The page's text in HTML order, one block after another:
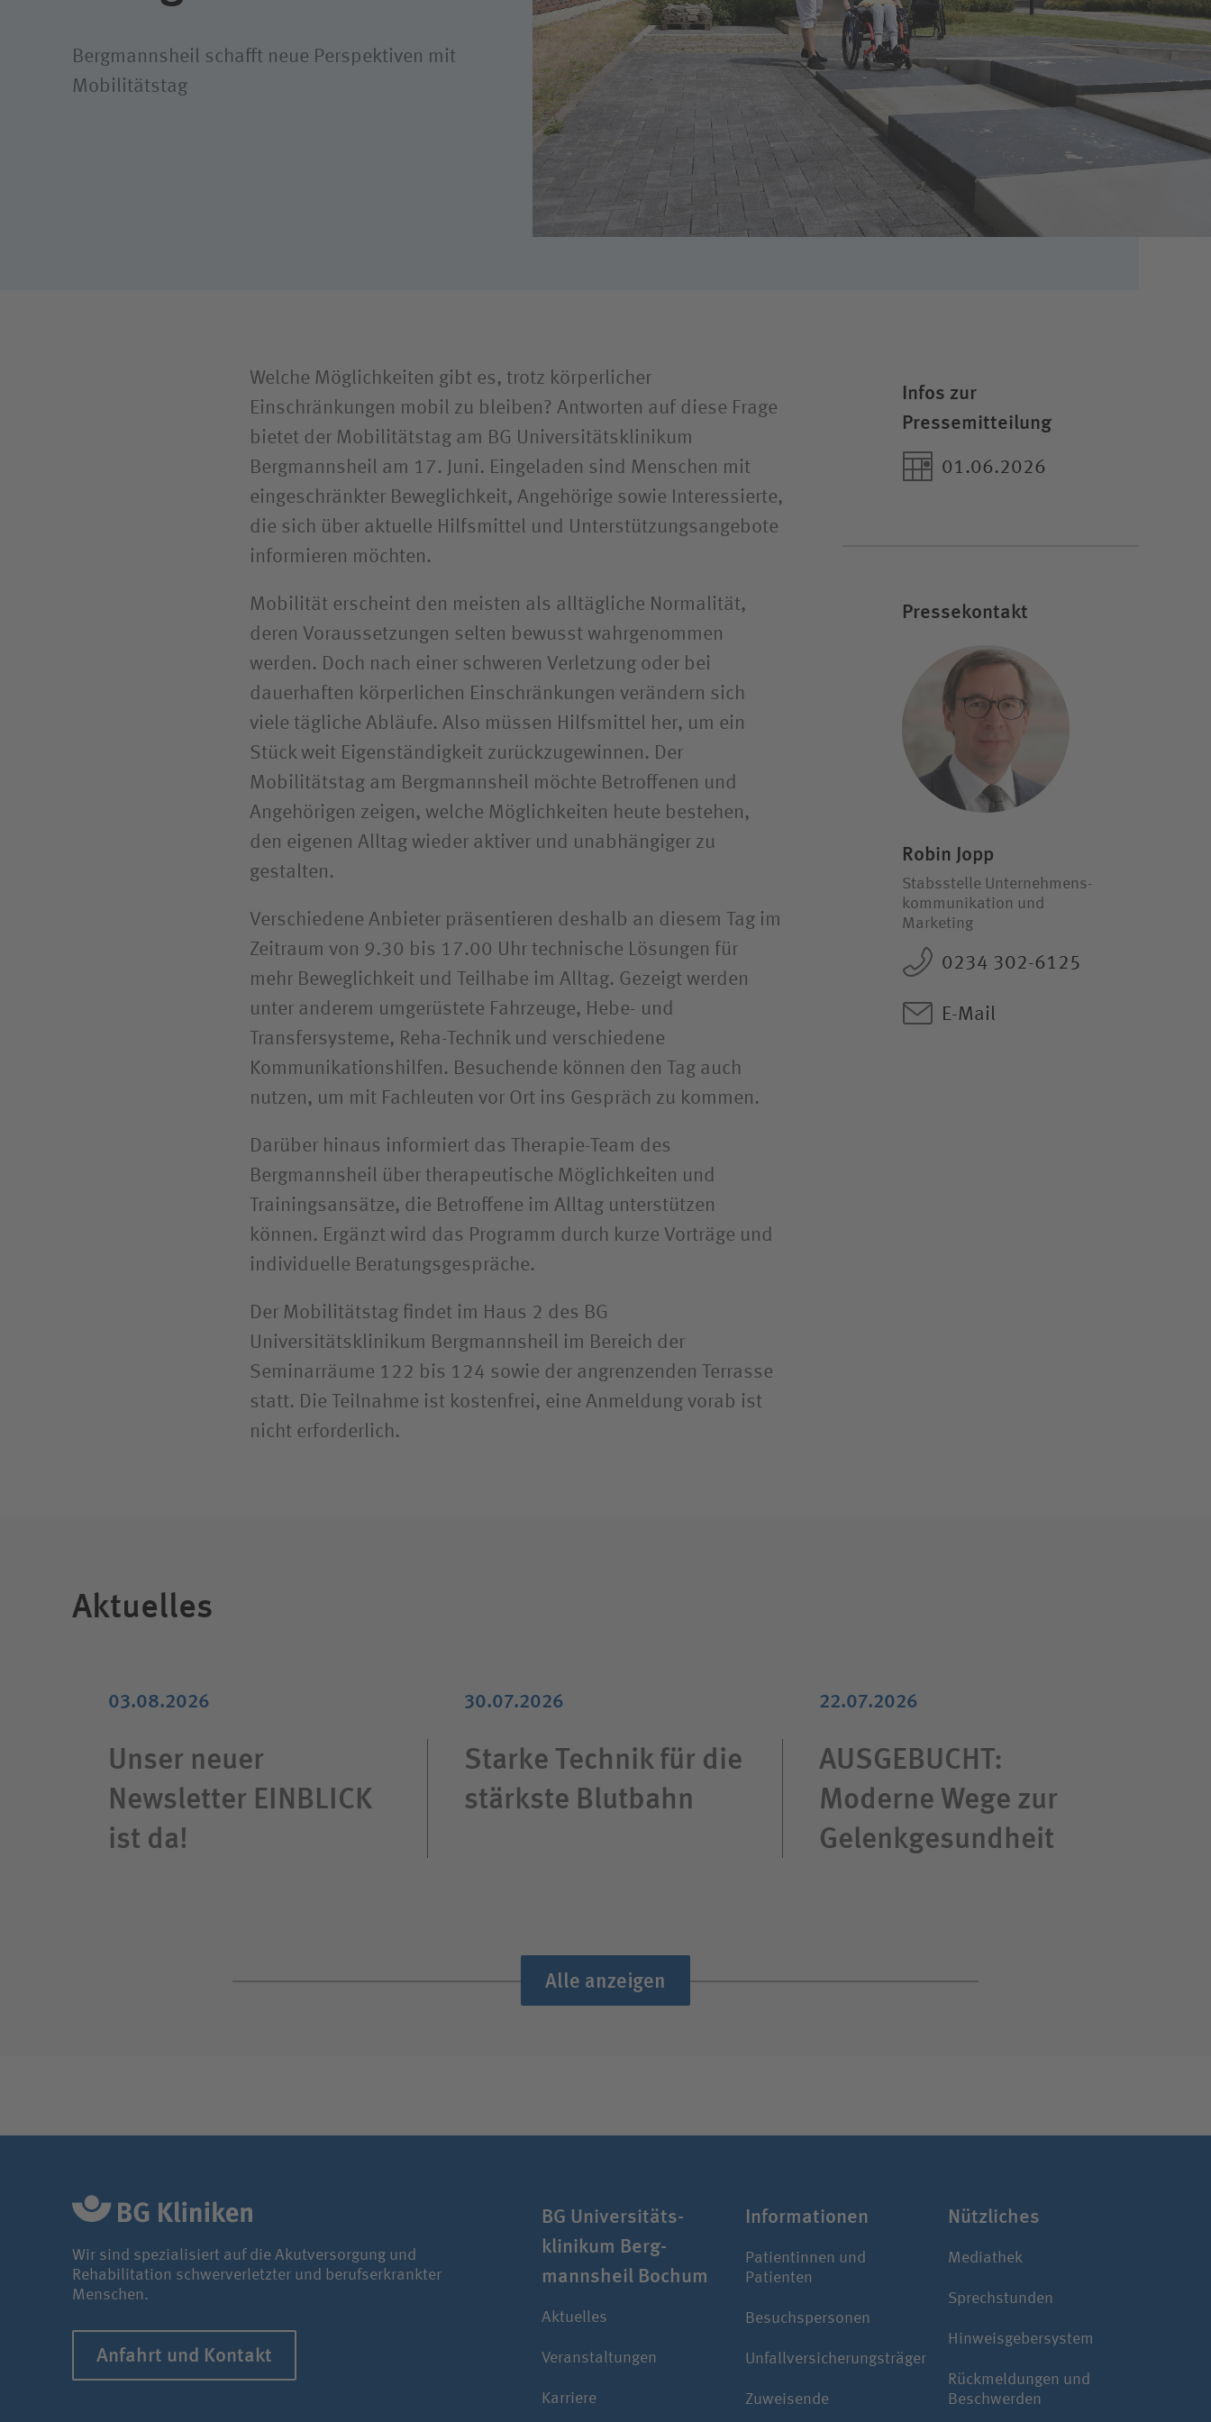
Bergmannsheil schafft neue Perspektiven mit
Mobilitätstag
Infos zur
Pressemitteilung
01.06.2026
Pressekontakt
Robin Jopp
Stabsstelle Unternehmens­
kommunikation und
Marketing
0234 302-6125
E-Mail
Welche Möglichkeiten gibt es, trotz körperlicher
Einschränkungen mobil zu bleiben? Antworten auf diese Frage
bietet der Mobilitätstag am BG Universitätsklinikum
Bergmannsheil am 17. Juni. Eingeladen sind Menschen mit
eingeschränkter Beweglichkeit, Angehörige sowie Interessierte,
die sich über aktuelle Hilfsmittel und Unterstützungsangebote
informieren möchten.
Mobilität erscheint den meisten als alltägliche Normalität,
deren Voraussetzungen selten bewusst wahrgenommen
werden. Doch nach einer schweren Verletzung oder bei
dauerhaften körperlichen Einschränkungen verändern sich
viele tägliche Abläufe. Also müssen Hilfsmittel her, um ein
Stück weit Eigenständigkeit zurückzugewinnen. Der
Mobilitätstag am Bergmannsheil möchte Betroffenen und
Angehörigen zeigen, welche Möglichkeiten heute bestehen,
den eigenen Alltag wieder aktiver und unabhängiger zu
gestalten.
Verschiedene Anbieter präsentieren deshalb an diesem Tag im
Zeitraum von 9.30 bis 17.00 Uhr technische Lösungen für
mehr Beweglichkeit und Teilhabe im Alltag. Gezeigt werden
unter anderem umgerüstete Fahrzeuge, Hebe- und
Transfersysteme, Reha-Technik und verschiedene
Kommunikationshilfen. Besuchende können den Tag auch
nutzen, um mit Fachleuten vor Ort ins Gespräch zu kommen.
Darüber hinaus informiert das Therapie-Team des
Bergmannsheil über therapeutische Möglichkeiten und
Trainingsansätze, die Betroffene im Alltag unterstützen
können. Ergänzt wird das Programm durch kurze Vorträge und
individuelle Beratungsgespräche.
Der Mobilitätstag findet im Haus 2 des BG
Universitätsklinikum Bergmannsheil im Bereich der
Seminarräume 122 bis 124 sowie der angrenzenden Terrasse
statt. Die Teilnahme ist kostenfrei, eine Anmeldung vorab ist
nicht erforderlich.
Aktuelles
03.08.2026
Unser neuer
Newsletter EINBLICK
ist da!
30.07.2026
Starke Technik für die
stärkste Blutbahn
22.07.2026
AUSGEBUCHT:
Moderne Wege zur
Gelenkgesundheit
Alle anzeigen
Wir sind spezialisiert auf die Akutversorgung und
Rehabilitation schwerverletzter und berufserkrankter
Menschen.
Anfahrt und Kontakt
BG Uni­ver­si­täts­
klinikum Berg­
manns­heil Bochum
Aktuelles
Veranstaltungen
Karriere
Infor­ma­ti­onen
Patientinnen und
Patienten
Besuchspersonen
Unfallversicherungsträger
Zuweisende
Nützliches
Mediathek
Sprechstunden
Hinweisgebersystem
Rückmeldungen und
Beschwerden